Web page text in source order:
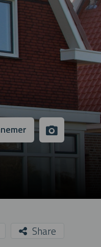
pictures
Share